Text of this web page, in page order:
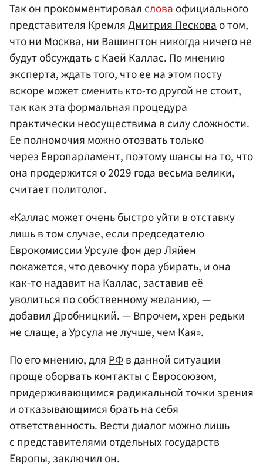
Так он прокомментировалсловаофициального
представителя КремляДмитрия Песковао том,
что ниМосква, ниВашингтонникогда ничего не
будут обсуждать с Каей Каллас. По мнению
эксперта, ждать того, что ее на этом посту
вскоре может сменить кто-то другой не стоит,
так как эта формальная процедура
практически неосуществима в силу сложности.
Ее полномочия можно отозвать только
через Европарламент, поэтому шансы на то, что
она продержится о 2029 года весьма велики,
считает политолог.
«Каллас может очень быстро уйти в отставку
лишь в том случае, если председателю
ЕврокомиссииУрсуле фон дер Ляйен
покажется, что девочку пора убирать, и она
как-то надавит на Каллас, заставив её
уволиться по собственному желанию, —
добавил Дробницкий. — Впрочем, хрен редьки
не слаще, а Урсула не лучше, чем Кая».
По его мнению, дляРФв данной ситуации
проще оборвать контакты сЕвросоюзом,
придерживающимся радикальной точки зрения
и отказывающимся брать на себя
ответственность. Вести диалог можно лишь
с представителями отдельных государств
Европы, заключил он.